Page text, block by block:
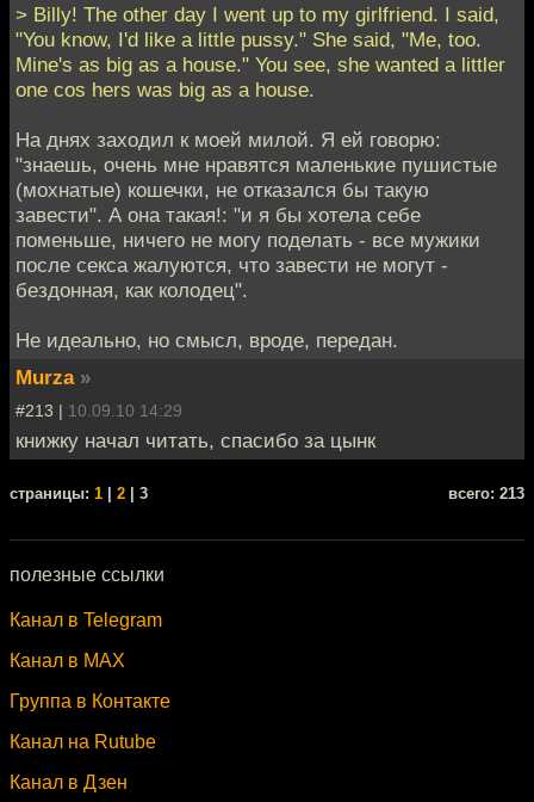
> Billy! The other day I went up to my girlfriend. I said,
"You know, I'd like a little pussy." She said, "Me, too.
Mine's as big as a house." You see, she wanted a littler
one cos hers was big as a house.
На днях заходил к моей милой. Я ей говорю:
"знаешь, очень мне нравятся маленькие пушистые
(мохнатые) кошечки, не отказался бы такую
завести". А она такая!: "и я бы хотела себе
поменьше, ничего не могу поделать - все мужики
после секса жалуются, что завести не могут -
бездонная, как колодец".
Не идеально, но смысл, вроде, передан.
Murza »
#213 | 10.09.10 14:29
книжку начал читать, спасибо за цынк
cтраницы: 1 2 | 3 всего: 213
полезные ссылки
Канал в Telegram
Канал в MAX
Группа в Контакте
Канал на Rutube
Канал в Дзен